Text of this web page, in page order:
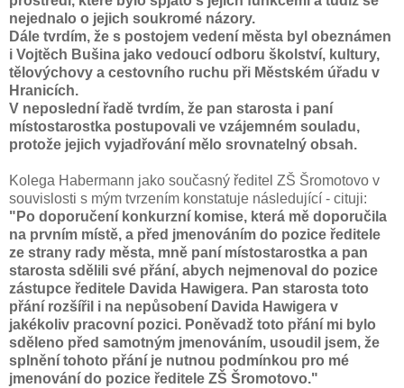
nejednalo o jejich soukromé názory.
Dále tvrdím, že s postojem vedení města byl obeznámen
i Vojtěch Bušina jako vedoucí odboru školství, kultury,
tělovýchovy a cestovního ruchu při Městském úřadu v
Hranicích.
V neposlední řadě tvrdím, že pan starosta i paní
místostarostka postupovali ve vzájemném souladu,
protože jejich vyjadřování mělo srovnatelný obsah.
Kolega Habermann jako současný ředitel ZŠ Šromotovo v
souvislosti s mým tvrzením konstatuje následující - cituji:
"Po doporučení konkurzní komise, která mě doporučila
na prvním místě, a před jmenováním do pozice ředitele
ze strany rady města, mně paní místostarostka a pan
starosta sdělili své přání, abych nejmenoval do pozice
zástupce ředitele Davida Hawigera. Pan starosta toto
přání rozšířil i na nepůsobení Davida Hawigera v
jakékoliv pracovní pozici. Poněvadž toto přání mi bylo
sděleno před samotným jmenováním, usoudil jsem, že
splnění tohoto přání je nutnou podmínkou pro mé
jmenování do pozice ředitele ZŠ Šromotovo."